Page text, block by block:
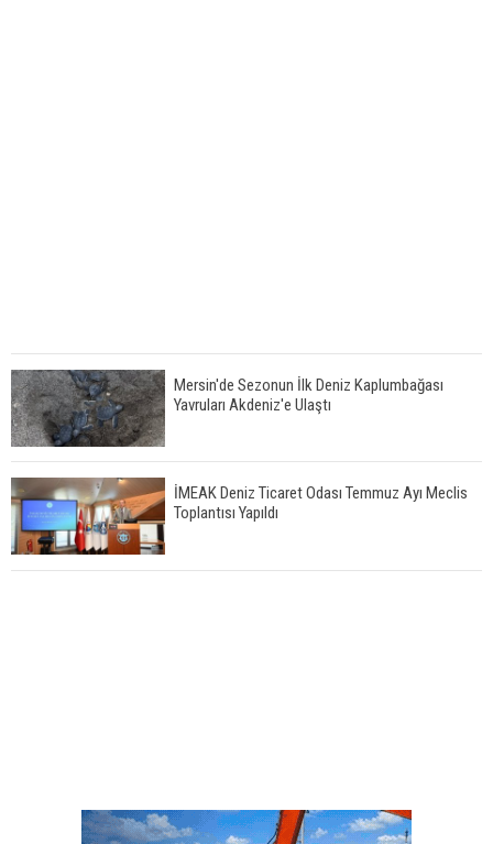
Mersin'de Sezonun İlk Deniz Kaplumbağası
Yavruları Akdeniz'e Ulaştı
İMEAK Deniz Ticaret Odası Temmuz Ayı Meclis
Toplantısı Yapıldı